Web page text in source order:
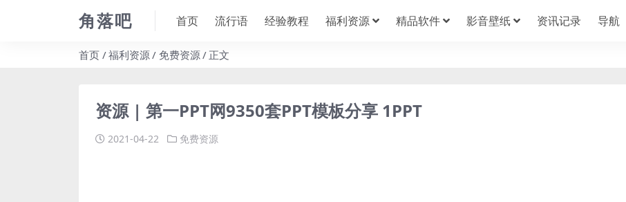
角落吧 首页 流行语 经验教程 福利资源 精品软件 影音壁纸 资讯记录 导航
首页 福利资源 免费资源 正文
资源 | 第一PPT网9350套PPT模板分享 1PPT
2021-04-22 免费资源